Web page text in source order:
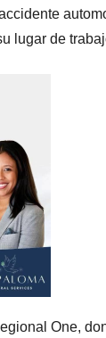
lugar de
One,